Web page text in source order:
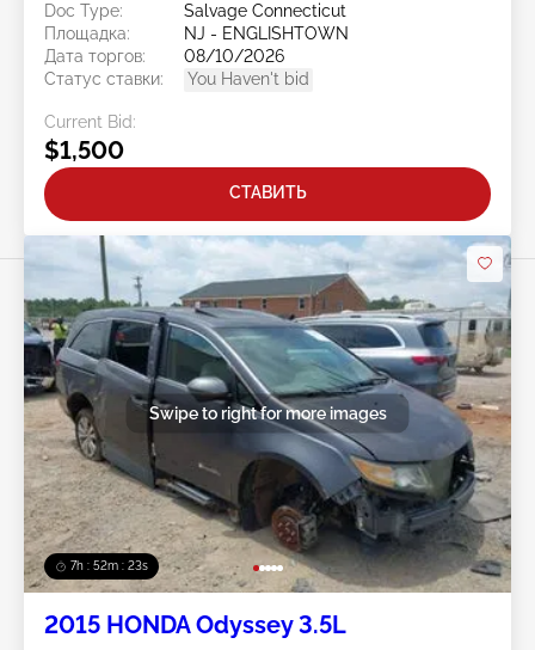
Doc Type:
Salvage Connecticut
Площадка:
NJ - ENGLISHTOWN
Дата торгов:
08/10/2026
Статус ставки:
You Haven't bid
Current Bid:
$1,500
СТАВИТЬ
7h : 52m : 20s
Swipe to right for more images
2015 HONDA Odyssey 3.5L